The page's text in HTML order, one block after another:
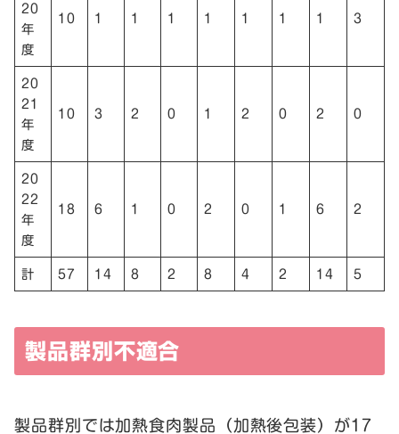
20
年
度
10 1 1 1 1 1 1 1 3
20
21
年
度
10 3 2 0 1 2 0 2 0
20
22
年
度
18 6 1 0 2 0 1 6 2
計 57 14 8 2 8 4 2 14 5
製品群別不適合
製品群別では加熱食肉製品（加熱後包装）が17